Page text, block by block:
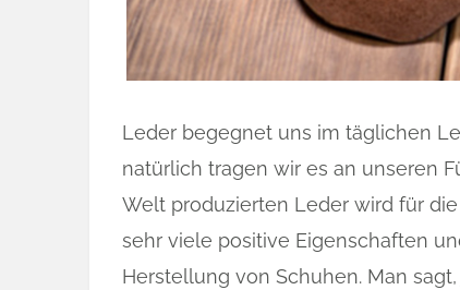
Leder begegnet uns im täglichen
natürlich tragen wir es an unseren
Welt produzierten Leder wird für
sehr viele positive Eigenschaften
Herstellung von Schuhen. Man